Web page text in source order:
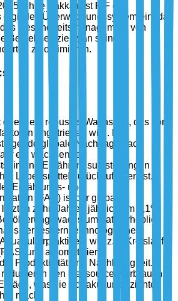
führte Bakkafrost P/F ein
digitales Überwachungssystem ein, das
das Gesundheitsmanagement von
Betriebseffizienz an seinen
zu optimieren.
erlebt ein robustes Wachstum, das von
angetrieben wird. Ein
globale Nachfrage nach
ein wachsendes
und Ernährungsumstellungen in
Lebensmittel zurückzuführen ist.
Ernährungs- und
(FAO) ist der globale
zehn Jahren jährlich um 3,1%
erheblich
verbessern technologische
wie z.B. Kreislauf-
und automatisierte
Produktivität und Nachhaltigkeit.
reduzieren den Ressourcenverbrauch
was die Aquakultur effizienter
macht.